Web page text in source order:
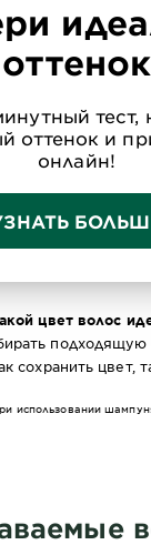
оттенок
тест,
оттенок и
онлайн!
цвет волос
подходящую
сохранить цвет,
использовании